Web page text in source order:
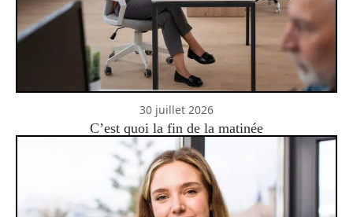
30 juillet 2026
C’est quoi la fin de la matinée